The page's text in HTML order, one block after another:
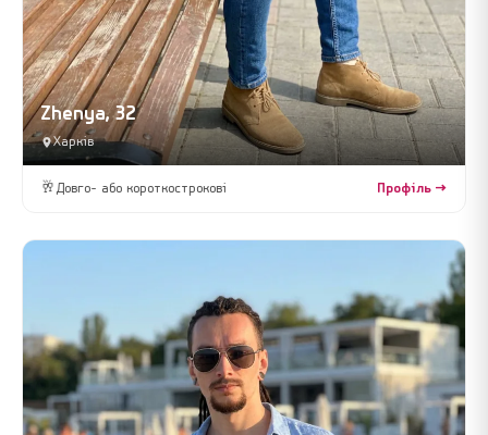
Zhenya, 32
Харків
🥂 Довго- або короткострокові Профіль →